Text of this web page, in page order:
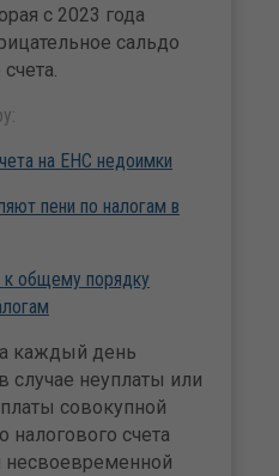
с 2023 года
сальдо
на ЕНС недоимки
пени по налогам в
к общему порядку
каждый день
случае неуплаты или
совокупной
налогового счета
несвоевременной